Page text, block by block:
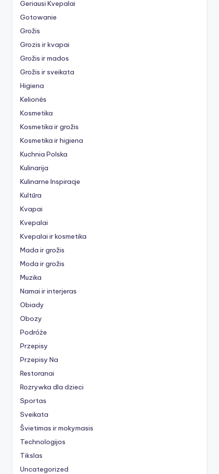
Geriausi Kvepalai
Gotowanie
Grožis
Grozis ir kvapai
Grožis ir mados
Grožis ir sveikata
Higiena
Kelionės
Kosmetika
Kosmetika ir grožis
Kosmetika ir higiena
Kuchnia Polska
Kulinarija
Kulinarne Inspiracje
Kultūra
Kvapai
Kvepalai
Kvepalai ir kosmetika
Mada ir grožis
Moda ir grožis
Muzika
Namai ir interjeras
Obiady
Obozy
Podróże
Przepisy
Przepisy Na
Restoranai
Rozrywka dla dzieci
Sportas
Sveikata
Švietimas ir mokymasis
Technologijos
Tikslas
Uncategorized